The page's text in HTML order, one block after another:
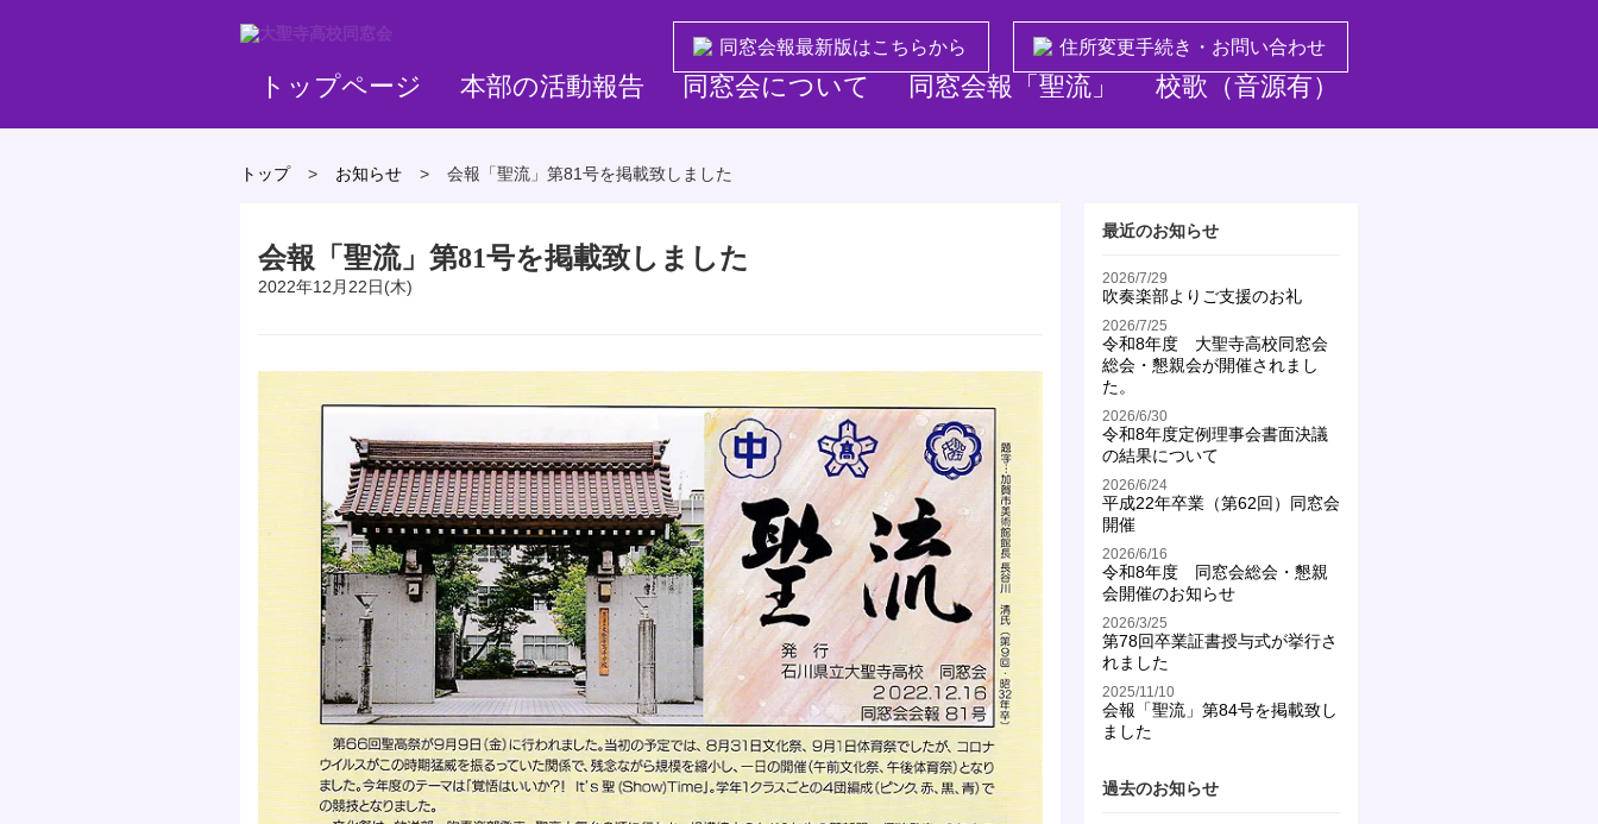
トップページ 本部の活動報告 同窓会について 同窓会報「聖流」 校歌（音源有）
同窓会報最新版はこちらから 住所変更手続き・お問い合わせ
トップ > お知らせ > 会報「聖流」第81号を掲載致しました
会報「聖流」第81号を掲載致しました
2022年12月22日(木)
最近のお知らせ
2026/7/29
吹奏楽部よりご支援のお礼
2026/7/25
令和8年度 大聖寺高校同窓会
総会・懇親会が開催されまし
た。
2026/6/30
令和8年度定例理事会書面決議
の結果について
2026/6/24
平成22年卒業（第62回）同窓会
開催
2026/6/16
令和8年度 同窓会総会・懇親
会開催のお知らせ
2026/3/25
第78回卒業証書授与式が挙行さ
れました
2025/11/10
会報「聖流」第84号を掲載致し
ました
過去のお知らせ